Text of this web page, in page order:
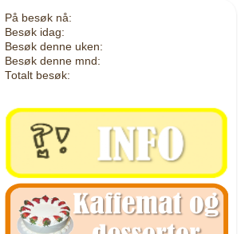
På besøk nå:
Besøk idag:
Besøk denne uken:
Besøk denne mnd:
Totalt besøk: